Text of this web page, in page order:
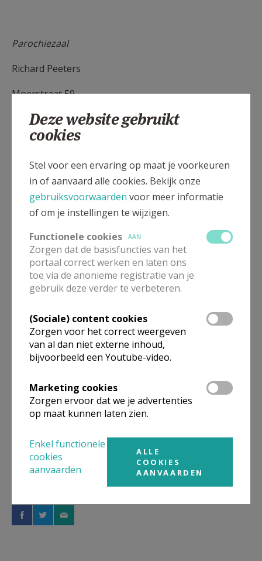
Parochiezaal
Richard Peeters
Moerstraat 59
2221 Pijpelheide
Tel: 015 22 31 46
Mail:richard.peeters7@telenet.be
Website
www.parochiepijpelheide.be
Gepubliceerd door
Pastorale Eenheid Mozes - Heist-op-den-Berg - Putte
Artikel
Deze website gebruikt
cookies
Stel voor een ervaring op maat je voorkeuren
in of aanvaard alle cookies. Bekijk onze
gebruiksvoorwaarden voor meer informatie
of om je instellingen te wijzigen.
Functionele cookies
AAN
Zorgen dat de basisfuncties van het
portaal correct werken en laten ons
toe via de anonieme registratie van je
gebruik deze verder te verbeteren.
(Sociale) content cookies
Zorgen voor het correct weergeven
van al dan niet externe inhoud,
bijvoorbeeld een Youtube-video.
Marketing cookies
Zorgen ervoor dat we je advertenties
op maat kunnen laten zien.
Enkel functionele
cookies
aanvaarden
ALLE
COOKIES
AANVAARDEN